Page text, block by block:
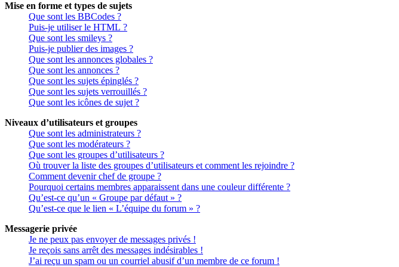
Mise en forme et types de sujets
Que sont les BBCodes ?
Puis-je utiliser le HTML ?
Que sont les smileys ?
Puis-je publier des images ?
Que sont les annonces globales ?
Que sont les annonces ?
Que sont les sujets épinglés ?
Que sont les sujets verrouillés ?
Que sont les icônes de sujet ?
Niveaux d’utilisateurs et groupes
Que sont les administrateurs ?
Que sont les modérateurs ?
Que sont les groupes d’utilisateurs ?
Où trouver la liste des groupes d’utilisateurs et comment les rejoindre ?
Comment devenir chef de groupe ?
Pourquoi certains membres apparaissent dans une couleur différente ?
Qu’est-ce qu’un « Groupe par défaut » ?
Qu’est-ce que le lien « L’équipe du forum » ?
Messagerie privée
Je ne peux pas envoyer de messages privés !
Je reçois sans arrêt des messages indésirables !
J’ai reçu un spam ou un courriel abusif d’un membre de ce forum !